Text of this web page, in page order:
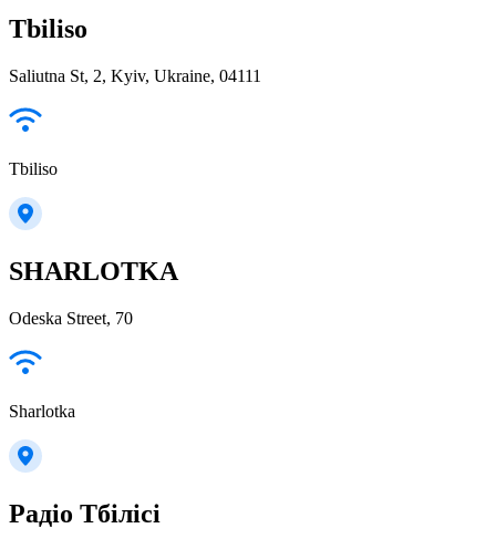
Tbiliso
Saliutna St, 2, Kyiv, Ukraine, 04111
Tbiliso
SHARLOTKA
Odeska Street, 70
Sharlotka
Радіо Тбілісі